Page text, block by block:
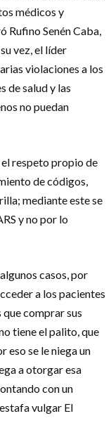
médicos y
Rufino Senén Caba,
vez, el líder
violaciones a los
de salud y las
no puedan
el respeto propio de
de códigos,
mediante este se
y no por lo
casos, por
a los pacientes
comprar sus
tiene el palito, que
eso se le niega un
a otorgar esa
con un
vulgar El